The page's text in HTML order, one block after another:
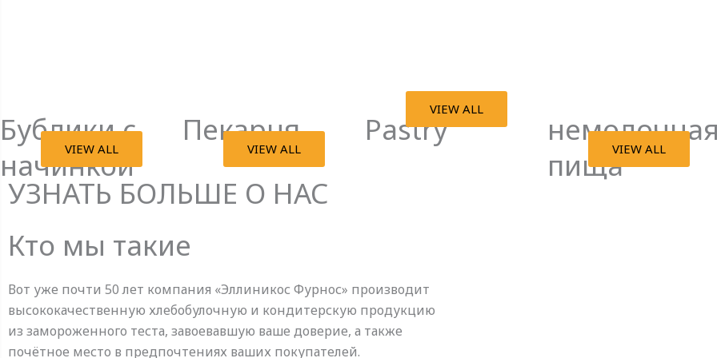
Бублики с
начинкой
VIEW ALL
Пекарня
VIEW ALL
Pastry
VIEW ALL
немолочная
пищаVIEW ALL
УЗНАТЬ БОЛЬШЕ О НАС
Кто мы такие
Вот уже почти 50 лет компания «Эллиникос Фурнос» производит
высококачественную хлебобулочную и кондитерскую продукцию
из замороженного теста, завоевавшую ваше доверие, а также
почётное место в предпочтениях ваших покупателей.